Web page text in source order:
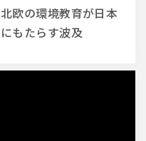
北欧の環境教育が日本
にもたらす波及